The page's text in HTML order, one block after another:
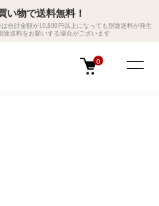
い物で送料無料！
合計金額が10,800円以上になっても別途送料が発生
送料をお願いする場合がございます
0